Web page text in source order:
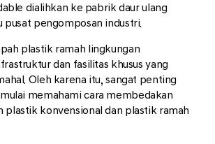
dialihkan ke pabrik daur ulang
pusat pengomposan industri.
plastik ramah lingkungan
dan fasilitas khusus yang
Oleh karena itu, sangat penting
memahami cara membedakan
plastik konvensional dan plastik ramah